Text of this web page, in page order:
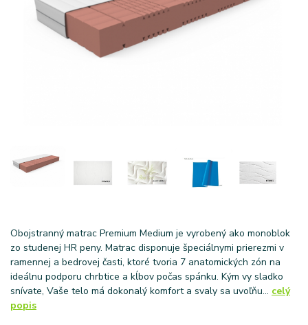
Obojstranný matrac Premium Medium je vyrobený ako monoblok
zo studenej HR peny. Matrac disponuje špeciálnymi prierezmi v
ramennej a bedrovej časti, ktoré tvoria 7 anatomických zón na
ideálnu podporu chrbtice a kĺbov počas spánku. Kým vy sladko
snívate, Vaše telo má dokonalý komfort a svaly sa uvoľňu... celý
popis